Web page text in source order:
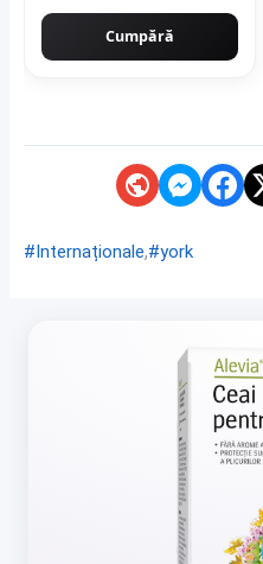
Cumpără
#Internaționale,#york